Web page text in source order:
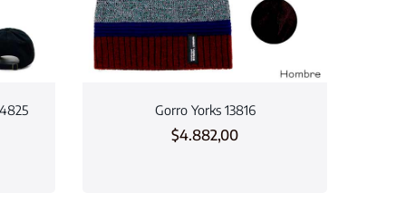
Gorro Yorks 13816
$4.882,00